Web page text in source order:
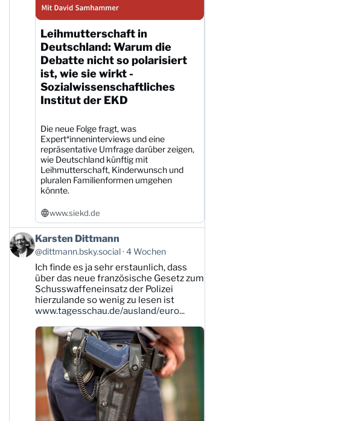
Leihmutterschaft in
Deutschland: Warum die
Debatte nicht so polarisiert
ist, wie sie wirkt -
Sozialwissenschaftliches
Institut der EKD
Die neue Folge fragt, was
Expert*inneninterviews und eine
repräsentative Umfrage darüber zeigen,
wie Deutschland künftig mit
Leihmutterschaft, Kinderwunsch und
pluralen Familienformen umgehen
könnte.
www.siekd.de
Beitrag
von
Karsten
Dittmann
Bluesky
ansehen
Karsten Dittmann
@dittmann.bsky.social 4 Wochen
Ich finde es ja sehr erstaunlich, dass
über das neue französische Gesetz zum
Schusswaffeneinsatz der Polizei
hierzulande so wenig zu lesen ist
www.tagesschau.de/ausland/euro...